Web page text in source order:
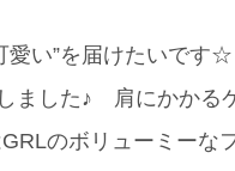
愛い”を届けたいで
ました♪ 肩にかかる
のボリューミーな